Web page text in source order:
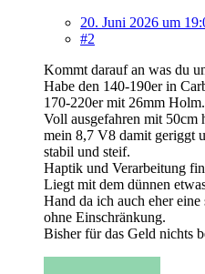
20. Juni 2026 um
#2
Kommt darauf an was du
Habe den 140-190er in
170-220er mit 26mm Holm.
Voll ausgefahren mit 50cm
mein 8,7 V8 damit geriggt
stabil und steif.
Haptik und Verarbeitung
Liegt mit dem dünnen
Hand da ich auch eher
ohne Einschränkung.
Bisher für das Geld nichts